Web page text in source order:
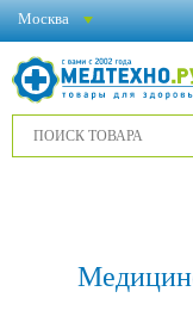
Москва